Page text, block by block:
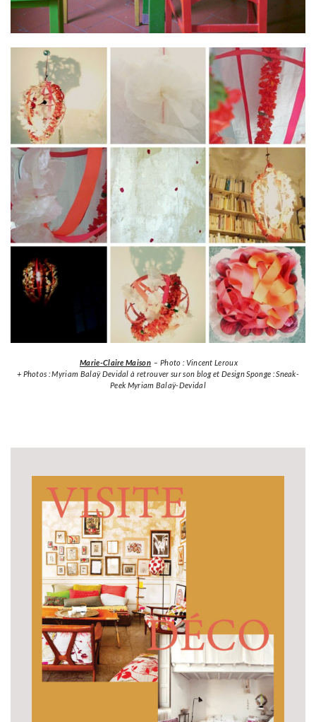
Marie-Claire Maison – Photo : Vincent Leroux
+ Photos : Myriam Balaÿ Devidal à retrouver sur son blog et Design Sponge : Sneak-
Peek Myriam Balaÿ-Devidal